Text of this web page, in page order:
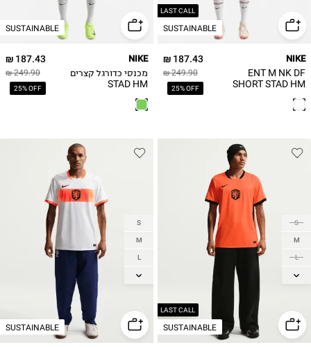
LAST CALL
SUSTAINABLE
187.43 ₪
249.90 ₪
25% OFF
NIKE
ENT M NK DF
SHORT STAD HM
SUSTAINABLE
187.43 ₪
249.90 ₪
25% OFF
NIKE
מכנסי כדורגל קצרים
STAD HM
LAST CALL
SUSTAINABLE
S
M
L
XL
SUSTAINABLE
S
M
L
XL